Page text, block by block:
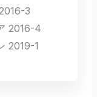
3
2016-4
2019-1